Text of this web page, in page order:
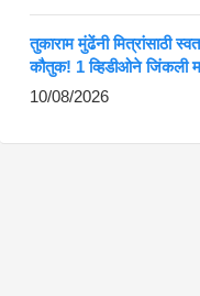
तुकाराम मुंढेंनी मित्रांसाठी
कौतुक! 1 व्हिडीओने जिंकली
10/08/2026